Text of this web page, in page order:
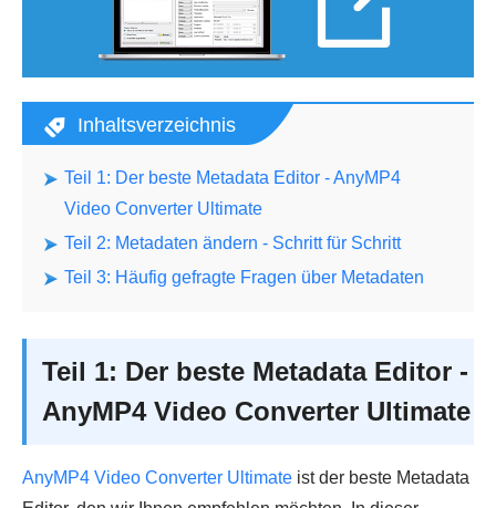
Inhaltsverzeichnis
Teil 1: Der beste Metadata Editor - AnyMP4
Video Converter Ultimate
Teil 2: Metadaten ändern - Schritt für Schritt
Teil 3: Häufig gefragte Fragen über Metadaten
Teil 1: Der beste Metadata Editor -
AnyMP4 Video Converter Ultimate
AnyMP4 Video Converter Ultimate ist der beste Metadata